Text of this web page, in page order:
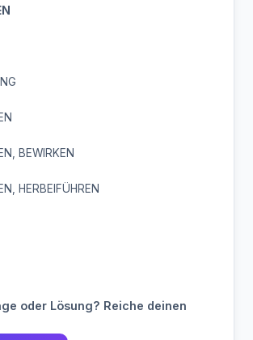
BEWIRKEN
HERBEIFÜHREN
oder Lösung? Reiche deinen